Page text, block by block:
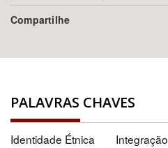
Compartilhe
PALAVRAS CHAVES
Identidade Étnica
Integração